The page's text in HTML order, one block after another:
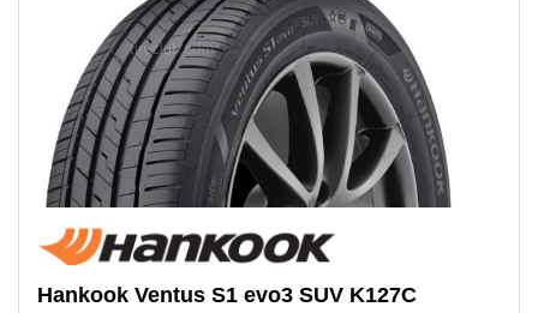
Hankook Ventus S1 evo3 SUV K127C